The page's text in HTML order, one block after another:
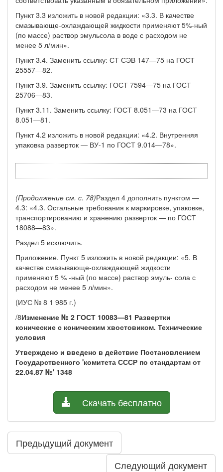
Пункт 3.3 изложить в новой редакции: «3.3. В качестве
смазывающе-охлаж­дающей жидкости применяют 5%-ный
(по массе) раствор эмульсола в воде с расходом не
менее 5 л/мин».
Пункт 3.4. Заменить ссылку: СТ СЭВ 147—75 на ГОСТ
25557—82.
Пункт 3.9. Заменить ссылку: ГОСТ 7594—75 на ГОСТ
25706—83.
Пункт 3.11. Заменить ссылку: ГОСТ 8.051—73 на ГОСТ
8.051—81.
Пункт 4.2 изложить в новой редакции: «4.2. Внутренняя
упаковка развер­ток — ВУ-1 по ГОСТ 9.014—78».
(Продолжение см. с. 78)Раздел 4 дополнить пунктом —
4.3: «4.3. Остальные требования к мар­кировке, упаковке,
транспортированию и хранению разверток — по ГОСТ
18088—83».
Раздел 5 исключить.
Приложение. Пункт 5 изложить в новой редакции: «5. В
качестве смазы­вающе-охлаждающей жидкости
применяют 5 % -ный (по массе) раствор эмуль- сола с
расходом не менее 5 л/мин».
(ИУС № 8 1 985 г.)
/8Изменение № 2 ГОСТ 10083—81 Развертки
конические с коническим хвостови­ком. Технические
условия
Утверждено и введено в действие Постановлением
Государственного 'комитета СССР по стандартам от
22.04.87 №' 1348
Скачать бесплатно
Предыдущий документ
Следующий документ